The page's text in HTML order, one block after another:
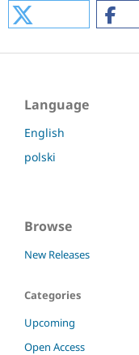
Language
English
polski
Browse
New Releases
Categories
Upcoming
Open Access